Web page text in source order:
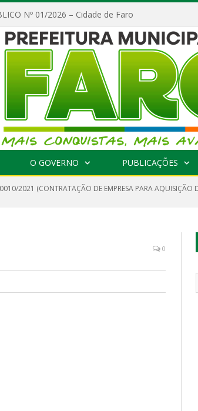
Nº 01/2026 – Cidade de Faro
O GOVERNO PUBLICAÇÕES
2021 (CONTRATAÇÃO DE EMPRESA PARA AQUISIÇÃO
0